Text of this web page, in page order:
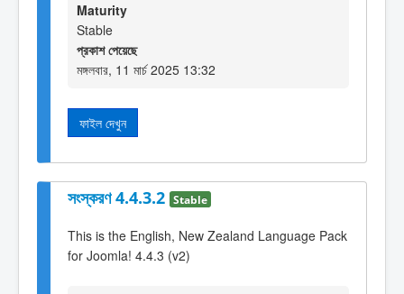
Maturity
Stable
প্রকাশ পেয়েছে
মঙ্গলবার, 11 মার্চ 2025 13:32
ফাইল দেখুন
সংস্করণ 4.4.3.2 Stable
This is the English, New Zealand Language Pack
for Joomla! 4.4.3 (v2)